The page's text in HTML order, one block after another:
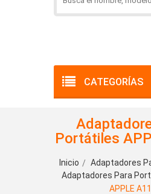
CATEGORÍAS
Portátiles
Inicio
Adaptadores
Adaptadores Para
APPLE